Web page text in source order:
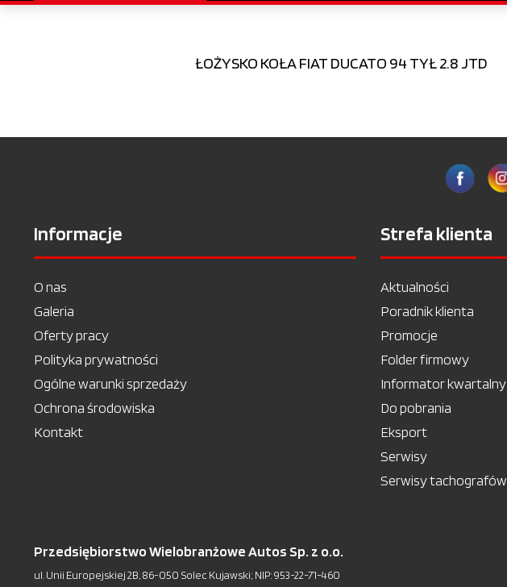
ŁOŻYSKO KOŁA FIAT DUCATO 94 TYŁ 2.8 JTD
Informacje
O nas
Galeria
Oferty pracy
Polityka prywatności
Ogólne warunki sprzedaży
Ochrona środowiska
Kontakt
Strefa klienta
Aktualności
Poradnik klienta
Promocje
Folder firmowy
Informator kwartalny
Do pobrania
Eksport
Serwisy
Serwisy tachografów
Przedsiębiorstwo Wielobranżowe Autos Sp. z o.o.
ul. Unii Europejskiej 2B, 86-050 Solec Kujawski; NIP: 953-22-71-460